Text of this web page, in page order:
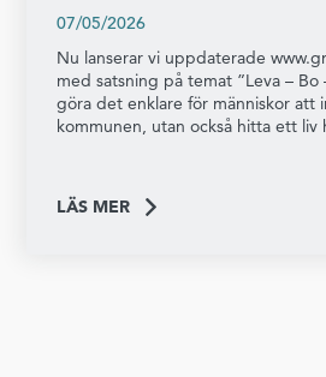
07/05/2026
Nu lanserar vi uppdaterade
med satsning på temat ”Leva – Bo
göra det enklare för människor att
kommunen, utan också hitta ett liv
LÄS MER